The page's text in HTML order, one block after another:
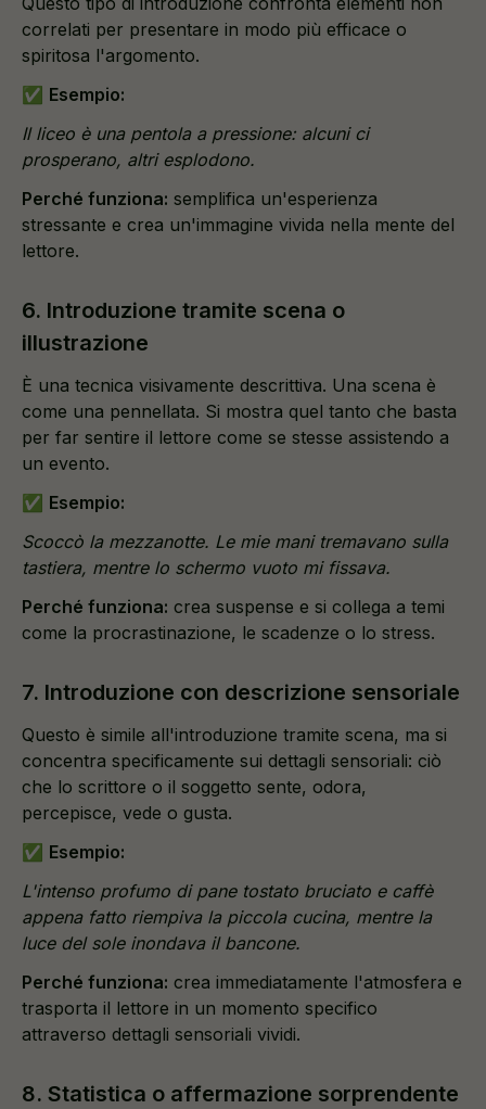
correlati per presentare in modo più efficace o
spiritosa l'argomento.
✅ Esempio:
Il liceo è una pentola a pressione: alcuni ci
prosperano, altri esplodono.
Perché funziona: semplifica un'esperienza
stressante e crea un'immagine vivida nella mente del
lettore.
6. Introduzione tramite scena o
illustrazione
È una tecnica visivamente descrittiva. Una scena è
come una pennellata. Si mostra quel tanto che basta
per far sentire il lettore come se stesse assistendo a
un evento.
✅ Esempio:
Scoccò la mezzanotte. Le mie mani tremavano sulla
tastiera, mentre lo schermo vuoto mi fissava.
Perché funziona: crea suspense e si collega a temi
come la procrastinazione, le scadenze o lo stress.
7. Introduzione con descrizione sensoriale
Questo è simile all'introduzione tramite scena, ma si
concentra specificamente sui dettagli sensoriali: ciò
che lo scrittore o il soggetto sente, odora,
percepisce, vede o gusta.
✅ Esempio:
L'intenso profumo di pane tostato bruciato e caffè
appena fatto riempiva la piccola cucina, mentre la
luce del sole inondava il bancone.
Perché funziona: crea immediatamente l'atmosfera e
trasporta il lettore in un momento specifico
attraverso dettagli sensoriali vividi.
8. Statistica o affermazione sorprendente